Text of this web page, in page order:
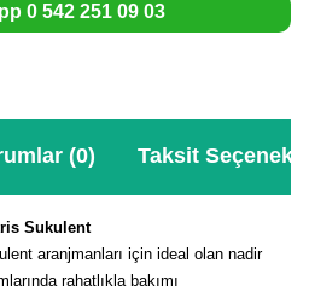
0 542 251 09 03
(0) Taksit
Sukulent
aranjmanları için ideal olan nadir
rahatlıkla bakımı